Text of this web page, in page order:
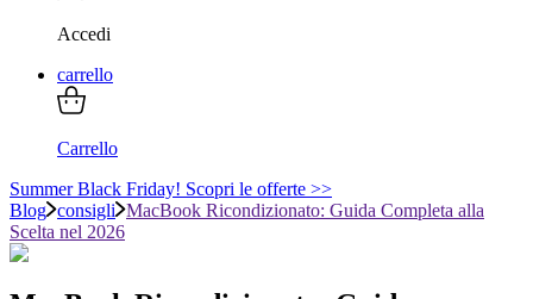
Accedi
carrello
Carrello
Summer Black Friday! Scopri le offerte >>
Blog consigli MacBook Ricondizionato: Guida Completa alla
Scelta nel 2026